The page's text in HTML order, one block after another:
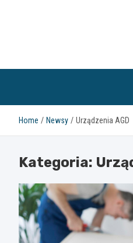
Home Newsy Urządzenia AGD
Kategoria: